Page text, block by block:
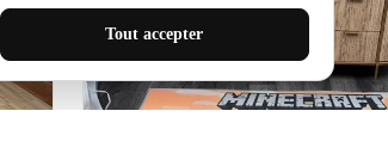
Tout accepter